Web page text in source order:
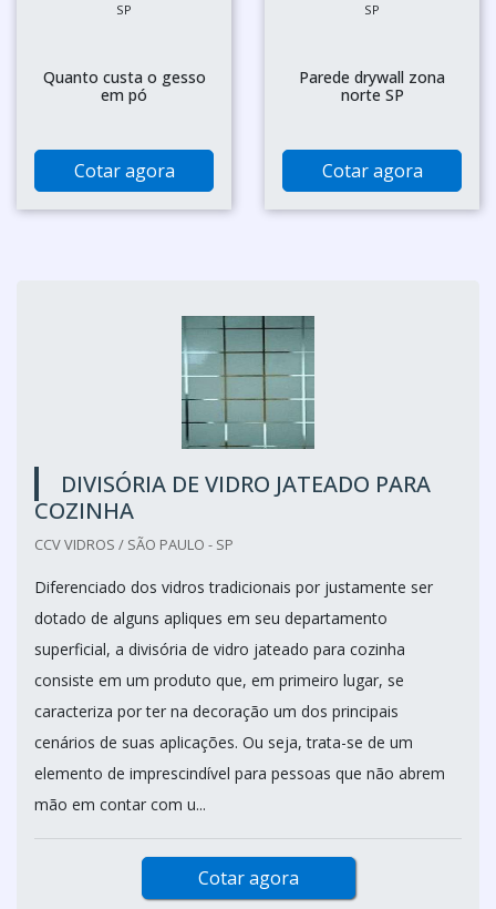
SP
Quanto custa o gesso
em pó
Cotar agora
SP
Parede drywall zona
norte SP
Cotar agora
DIVISÓRIA DE VIDRO JATEADO PARA
COZINHA
CCV VIDROS / SÃO PAULO - SP
Diferenciado dos vidros tradicionais por justamente ser
dotado de alguns apliques em seu departamento
superficial, a divisória de vidro jateado para cozinha
consiste em um produto que, em primeiro lugar, se
caracteriza por ter na decoração um dos principais
cenários de suas aplicações. Ou seja, trata-se de um
elemento de imprescindível para pessoas que não abrem
mão em contar com u...
Cotar agora